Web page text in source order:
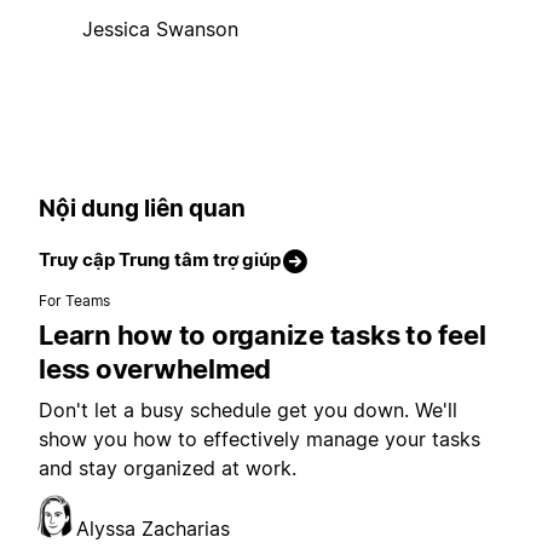
Jessica Swanson
Nội dung liên quan
Truy cập Trung tâm trợ giúp
For Teams
Learn how to organize tasks to feel
less overwhelmed
Don't let a busy schedule get you down. We'll
show you how to effectively manage your tasks
and stay organized at work.
Alyssa Zacharias